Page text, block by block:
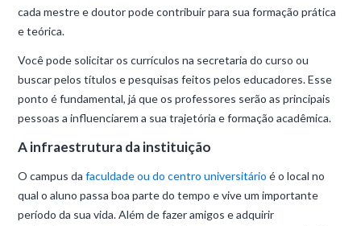
cada mestre e doutor pode contribuir para sua formação prática
e teórica.
Você pode solicitar os currículos na secretaria do curso ou
buscar pelos títulos e pesquisas feitos pelos educadores. Esse
ponto é fundamental, já que os professores serão as principais
pessoas a influenciarem a sua trajetória e formação acadêmica.
A infraestrutura da instituição
O campus dafaculdade ou do centro universitário é o local no
qual o aluno passa boa parte do tempo e vive um importante
período da sua vida. Além de fazer amigos e adquirir